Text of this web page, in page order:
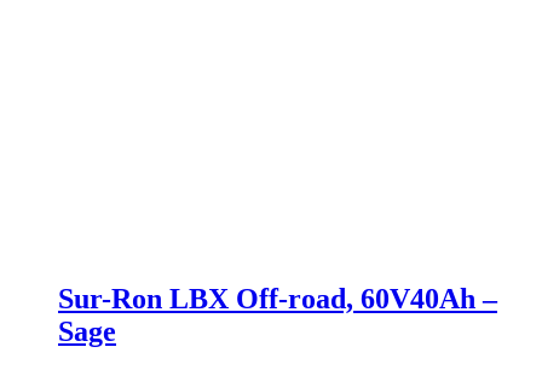
Sur-Ron LBX Off-road, 60V40Ah –
Sage